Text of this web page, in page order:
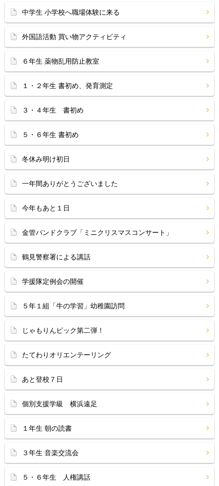
中学生 小学校へ職場体験に来る
外国語活動 買い物アクティビティ
６年生 薬物乱用防止教室
１・２年生 書初め、発育測定
３・４年生 書初め
５・６年生 書初め
冬休み明け初日
一年間ありがとうございました
今年もあと１日
金管バンドクラブ「ミニクリスマスコンサート」
鶴見警察署による講話
学援隊定例会の開催
５年１組「牛の学習」幼稚園訪問
じゃもりんピック第二弾！
たてわりオリエンテーリング
あと登校７日
個別支援学級 横浜遠足
１年生 朝の読書
３年生 音楽交流会
５・６年生 人権講話